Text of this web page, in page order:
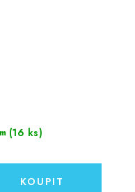
(16 ks)